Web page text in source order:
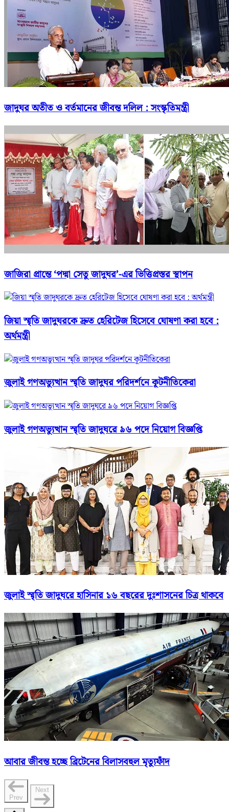
জাদুঘর অতীত ও বর্তমানের জীবন্ত দলিল : সংস্কৃতিমন্ত্রী
জাজিরা প্রান্তে ‘পদ্মা সেতু জাদুঘর’-এর ভিত্তিপ্রস্তর স্থাপন
জিয়া স্মৃতি জাদুঘরকে দ্রুত হেরিটেজ হিসেবে ঘোষণা করা হবে :
অর্থমন্ত্রী
জুলাই গণঅভ্যুত্থান স্মৃতি জাদুঘর পরিদর্শনে কূটনীতিকেরা
জুলাই গণঅভ্যুত্থান স্মৃতি জাদুঘরে ৯৬ পদে নিয়োগ বিজ্ঞপ্তি
জুলাই স্মৃতি জাদুঘরে হাসিনার ১৬ বছরের দুঃশাসনের চিত্র থাকবে
আবার জীবন্ত হচ্ছে ব্রিটেনের বিলাসবহুল মৃত্যুফাঁদ
Prev